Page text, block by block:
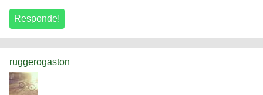
ruggerogaston